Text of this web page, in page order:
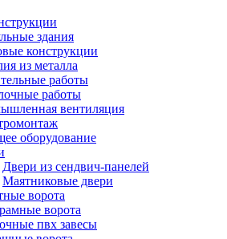
здания
конструкции
из металла
работы
работы
вентиляция
оборудование
Двери из сендвич-панелей
Маятниковые двери
ворота
ворота
пвх завесы